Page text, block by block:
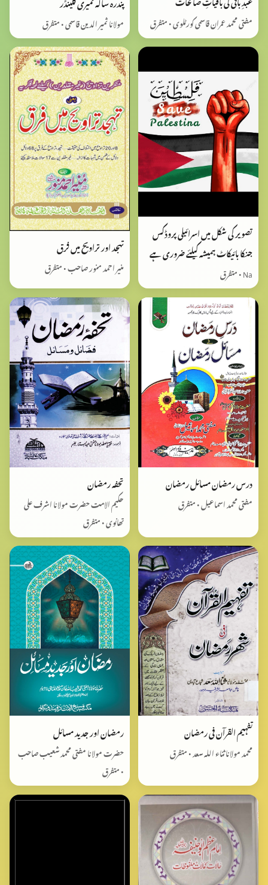
مفتی محمد عمران قاسمی کورٹلوی • متفرق مولانا ثمیر الدین قاسمی • متفرق
تصویر کی شکل میں اسرائیلی پروڈکس
جنکا بائیکاٹ ہمیشہ کیلئے ضروری ہے
Na • متفرق
تهجد اور تراويح ميں فرق
منیر احمد منور صاحب • متفرق
درس رمضان مسائل رمضان
مفتی محمد اسماعیل • متفرق
تحفہ رمضان
حکیم الامت حضرت مولانا اشرف علی
تھانوی • متفرق
تفہیم القرآن فی رمضان
محمد مولانا ثناء اللہ سعد • متفرق
رمضان اور جدید مسائل
حضرت مولانا مفتی محمد شعیب صاحب
• متفرق